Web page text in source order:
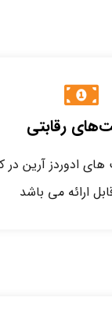
رقابتی
ادوردز آرین در
ارائه می باشد